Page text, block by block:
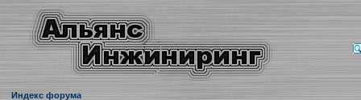
Индекс форума